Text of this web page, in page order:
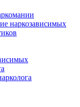
наркозависимых